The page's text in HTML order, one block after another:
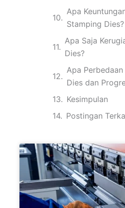
Apa
Stamping Dies?
Apa Saja
Dies?
Apa
Dies dan
Kesimpulan
Postingan